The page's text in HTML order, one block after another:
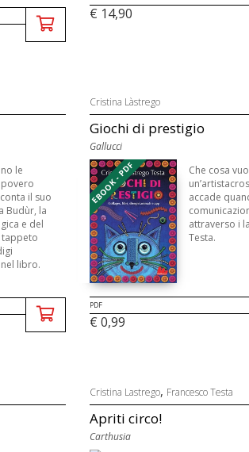
€ 14,90
le
il suo
Budùr, la
e del
tappeto
libro.
Cristina Làstrego
Giochi di prestigio
Gallucci
EBOOK - PDF
Che cosa
accade
attraverso i
Testa.
PDF
€ 0,99
Cristina Lastrego, Francesco Testa
Apriti circo!
Carthusia